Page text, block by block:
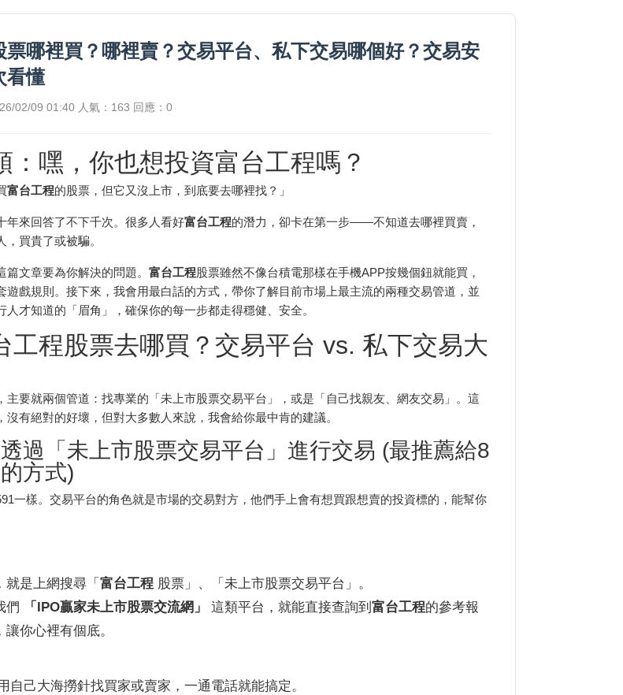
票哪裡買？哪裡賣？交易平台、私下交易哪個好？交易安
看懂
02/09 01:40 人氣：163 回應：0
：嘿，你也想投資富台工程嗎？
富台工程的股票，但它又沒上市，到底要去哪裡找？」
年來回答了不下千次。很多人看好富台工程的潛力，卻卡在第一步——不知道去哪裡買賣，
買貴了或被騙。
篇文章要為你解決的問題。富台工程股票雖然不像台積電那樣在手機APP按幾個鈕就能買，
遊戲規則。接下來，我會用最白話的方式，帶你了解目前市場上最主流的兩種交易管道，並
人才知道的「眉角」，確保你的每一步都走得穩健、安全。
工程股票去哪買？交易平台 vs. 私下交易大
主要就兩個管道：找專業的「未上市股票交易平台」，或是「自己找親友、網友交易」。這
沒有絕對的好壞，但對大多數人來說，我會給你最中肯的建議。
過「未上市股票交易平台」進行交易 (最推薦給8
方式)
一樣。交易平台的角色就是市場的交易對方，他們手上會有想買跟想賣的投資標的，能幫你
就是上網搜尋「富台工程 股票」、「未上市股票交易平台」。
們
「IPO贏家未上市股票交流網」 這類平台，就能直接查詢到富台工程的參考報
你心裡有個底。
自己大海撈針找買家或賣家，一通電話就能搞定。